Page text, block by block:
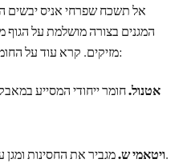
אל תשכח שפרחי אניס יבשים
מזיקים. קרא עוד על החומרים המועילים הכלולים בכוכב אניס:
אטנול.חומר ייחודי המסייע
ויטאמי ש.מגביר את החסינות ומגן על הגוף מפני זיהומים שונים.